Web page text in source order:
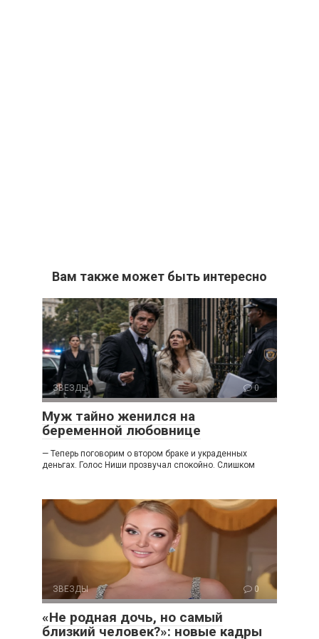
Вам также может быть интересно
ЗВЕЗДЫ 0
Муж тайно женился на
беременной любовнице
— Теперь поговорим о втором браке и украденных
деньгах. Голос Ниши прозвучал спокойно. Слишком
ЗВЕЗДЫ 0
«Не родная дочь, но самый
близкий человек?»: новые кадры